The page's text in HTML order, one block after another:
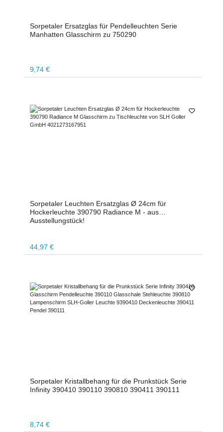
Sorpetaler Ersatzglas für Pendelleuchten Serie
Manhatten Glasschirm zu 750290
Regulärer Preis:
9,74 €
Sorpetaler Leuchten Ersatzglas Ø 24cm für
Hockerleuchte 390790 Radiance M - aus
Ausstellungstück!
Regulärer Preis:
44,97 €
Sorpetaler Kristallbehang für die Prunkstück Serie
Infinity 390410 390110 390810 390411 390111
Regulärer Preis:
8,74 €